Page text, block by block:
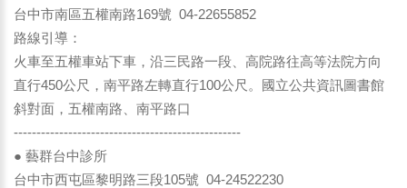
台中市南區五權南路169號 04-22655852
路線引導：
火車至五權車站下車，沿三民路一段、高院路往高等法院方向
直行450公尺，南平路左轉直行100公尺。國立公共資訊圖書館
斜對面，五權南路、南平路口
--------------------------------------------------
● 藝群台中診所
台中市西屯區黎明路三段105號 04-24522230